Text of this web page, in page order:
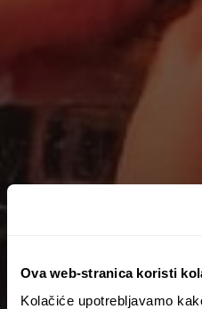
Ova web-stranica koristi
Kolačiće upotrebljavamo